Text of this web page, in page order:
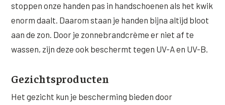
stoppen onze handen pas in handschoenen als het kwik
enorm daalt. Daarom staan je handen bijna altijd bloot
aan de zon. Door je zonnebrandcrème er niet af te
wassen, zijn deze ook beschermt tegen UV-A en UV-B.
Gezichtsproducten
Het gezicht kun je bescherming bieden door